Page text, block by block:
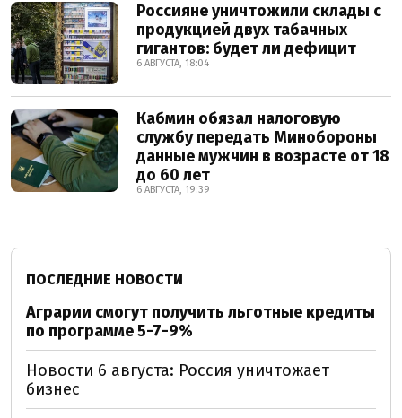
Россияне уничтожили склады с
продукцией двух табачных
гигантов: будет ли дефицит
6 АВГУСТА, 18:04
Кабмин обязал налоговую
службу передать Минобороны
данные мужчин в возрасте от 18
до 60 лет
6 АВГУСТА, 19:39
ПОСЛЕДНИЕ НОВОСТИ
Аграрии смогут получить льготные кредиты
по программе 5-7-9%
Новости 6 августа: Россия уничтожает
бизнес